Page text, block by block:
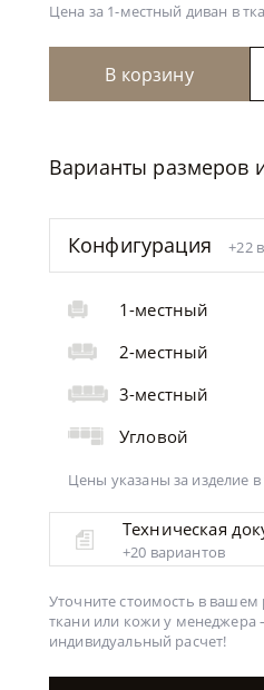
Цена за 1-местный диван в
В корзину
Варианты размеров
Конфигурация+22
1-местный
2-местный
3-местный
Угловой
Цены указаны за изделие
Техническая
+20 вариантов
Уточните стоимость в вашем
ткани или кожи у
индивидуальный расчет!